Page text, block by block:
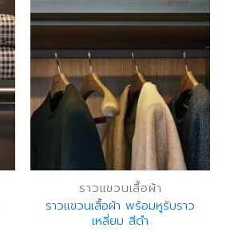
ราวแขวนเสื้อผ้า
ราวแขวนเสื้อผ้า พร้อมหูรับราว
เหลี่ยม สีดำ